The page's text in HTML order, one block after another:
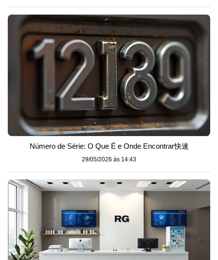
Número de Série: O Que É e Onde Encontrar快速
29/05/2026 às 14:43